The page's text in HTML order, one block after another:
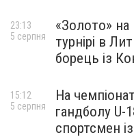
«Золото»
турнірі в
борець із
23:13
5 серпня
На
гандболу U-
спортсмен
15:12
5 серпня